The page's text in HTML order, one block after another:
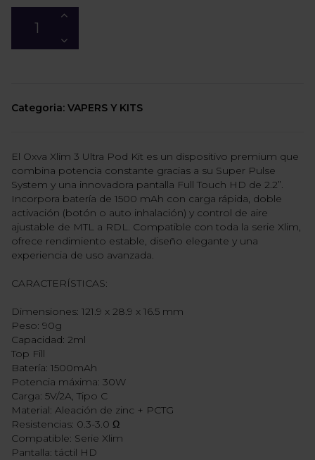
Categoria: VAPERS Y KITS
El Oxva Xlim 3 Ultra Pod Kit es un dispositivo premium que
combina potencia constante gracias a su Super Pulse
System y una innovadora pantalla Full Touch HD de 2.2”.
Incorpora batería de 1500 mAh con carga rápida, doble
activación (botón o auto inhalación) y control de aire
ajustable de MTL a RDL. Compatible con toda la serie Xlim,
ofrece rendimiento estable, diseño elegante y una
experiencia de uso avanzada.
CARACTERÍSTICAS:
Dimensiones: 121.9 x 28.9 x 16.5 mm
Peso: 90g
Capacidad: 2ml
Top Fill
Batería: 1500mAh
Potencia máxima: 30W
Carga: 5V/2A, Tipo C
Material: Aleación de zinc + PCTG
Resistencias: 0.3-3.0 Ω
Compatible: Serie Xlim
Pantalla: táctil HD